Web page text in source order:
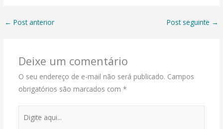
← Post anterior Post seguinte →
Deixe um comentário
O seu endereço de e-mail não será publicado. Campos
obrigatórios são marcados com *
aqui...